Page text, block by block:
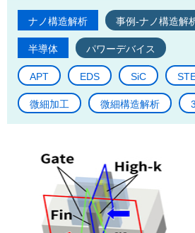
ナノ構造解析 事例-ナノ構造解
半導体 パワーデバイス
APT EDS SiC
微細加工 微細構造解析